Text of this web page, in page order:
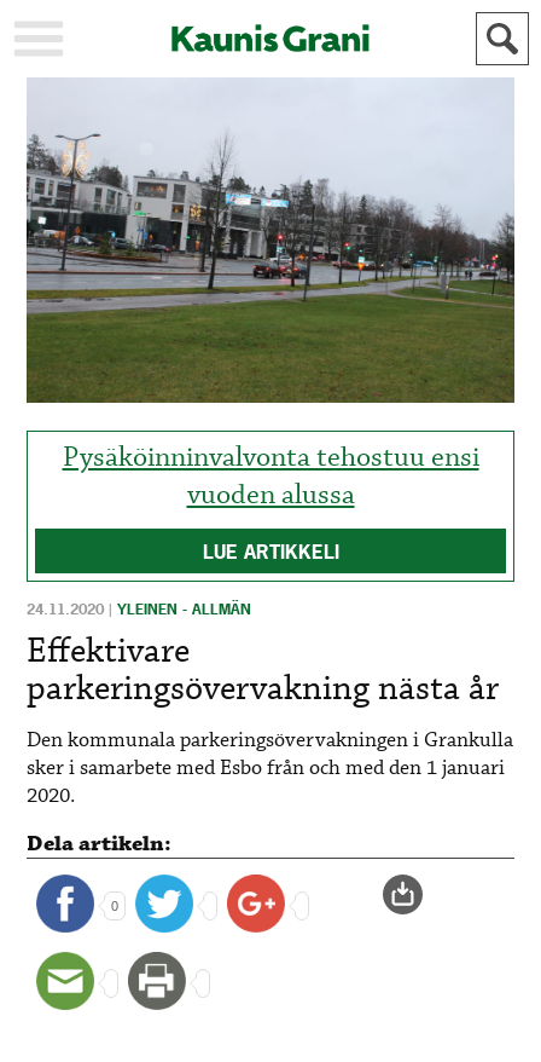
AJANKOHTAISTA
AKTUELLT
URHEILU
IDROTT
KULTTUURI
KULTUR
HISTORIA
HISTORIA
YLEINEN
ALLMÄN
MAINOSTAJILLE
FÖR
ANNONSÖRER
Pysäköinninvalvonta tehostuu ensi
vuoden alussa
LUE ARTIKKELI
24.11.2020 |YLEINEN - ALLMÄN
Effektivare
parkeringsövervakning nästa år
Den kommunala parkeringsövervakningen i Grankulla
sker i samarbete med Esbo från och med den 1 januari
2020.
Dela artikeln:
0